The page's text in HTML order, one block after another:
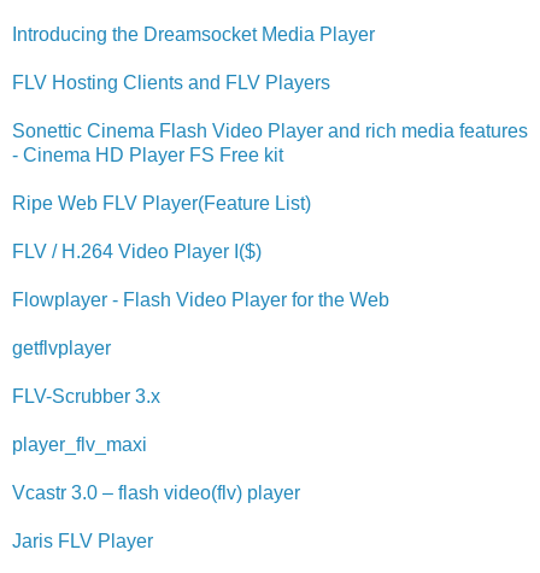
Introducing the Dreamsocket Media Player
FLV Hosting Clients and FLV Players
Sonettic Cinema Flash Video Player and rich media features
- Cinema HD Player FS Free kit
Ripe Web FLV Player(Feature List)
FLV / H.264 Video Player I($)
Flowplayer - Flash Video Player for the Web
getflvplayer
FLV-Scrubber 3.x
player_flv_maxi
Vcastr 3.0 – flash video(flv) player
Jaris FLV Player